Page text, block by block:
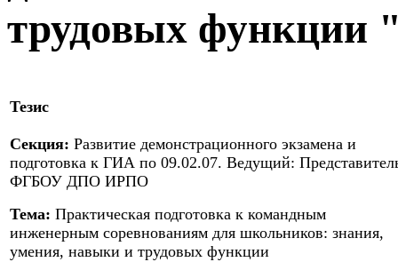
трудовых функции
Тезис
Секция: Развитие демонстрационного экзамена и
подготовка к ГИА по 09.02.07. Ведущий:
ФГБОУ ДПО ИРПО
Тема: Практическая подготовка к командным
инженерным соревнованиям для школьников: знания,
умения, навыки и трудовых функции